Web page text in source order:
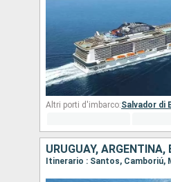
Altri porti d'imbarco:Salvador di
URUGUAY, ARGENTINA,
Itinerario : Santos, Camboriú,